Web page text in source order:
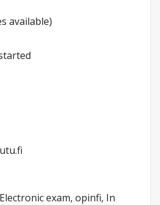
available)
exam, opinfi, In